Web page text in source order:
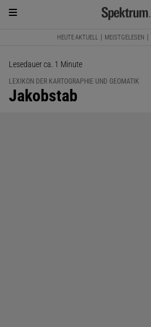
HEUTE AKTUELL MEISTGELESEN
Lesedauer ca. 1 Minute
LEXIKON DER KARTOGRAPHIE UND GEOMATIK
:
Jakobstab